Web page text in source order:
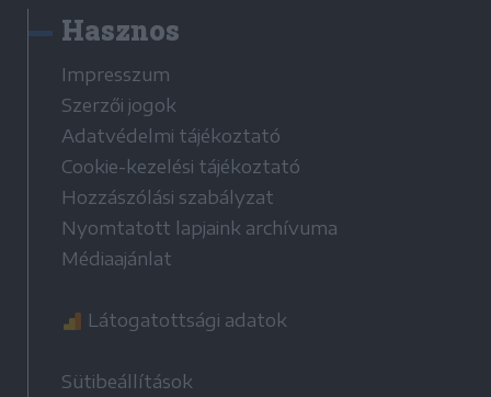
Hasznos
Impresszum
Szerzői jogok
Adatvédelmi tájékoztató
Cookie-kezelési tájékoztató
Hozzászólási szabályzat
Nyomtatott lapjaink archívuma
Médiaajánlat
Látogatottsági adatok
Sütibeállítások